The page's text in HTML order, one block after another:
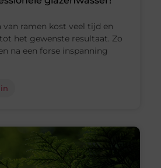
van ramen kost veel tijd en
het gewenste resultaat. Zo
na een forse inspanning